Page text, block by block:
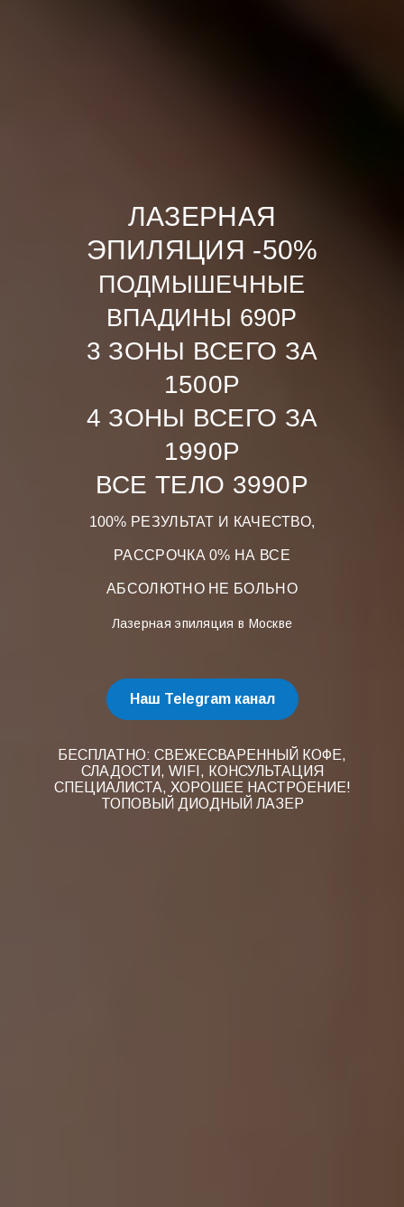
ЛАЗЕРНАЯ
ЭПИЛЯЦИЯ -50%
ПОДМЫШЕЧНЫЕ
ВПАДИНЫ 690Р
3 ЗОНЫ ВСЕГО ЗА
1500Р
4 ЗОНЫ ВСЕГО ЗА
1990Р
ВСЕ ТЕЛО 3990Р
100% РЕЗУЛЬТАТ И КАЧЕСТВО,
РАССРОЧКА 0% НА ВСЕ
АБСОЛЮТНО НЕ БОЛЬНО
Лазерная эпиляция в Москве
Наш Telegram канал
БЕСПЛАТНО: СВЕЖЕСВАРЕННЫЙ КОФЕ,
СЛАДОСТИ, WIFI, КОНСУЛЬТАЦИЯ
СПЕЦИАЛИСТА, ХОРОШЕЕ НАСТРОЕНИЕ!
ТОПОВЫЙ ДИОДНЫЙ ЛАЗЕР